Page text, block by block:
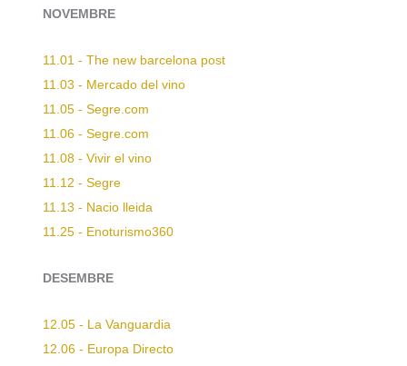
NOVEMBRE
11.01 - The new barcelona post
11.03 - Mercado del vino
11.05 - Segre.com
11.06 - Segre.com
11.08 - Vivir el vino
11.12 - Segre
11.13 - Nacio lleida
11.25 - Enoturismo360
DESEMBRE
12.05 - La Vanguardia
12.06 - Europa Directo